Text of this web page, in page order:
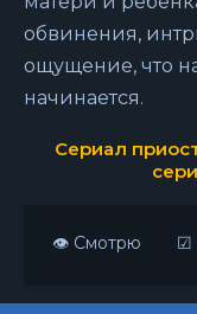
обвинения,
ощущение, что
начинается.
Сериал
👁 Смотрю ☑